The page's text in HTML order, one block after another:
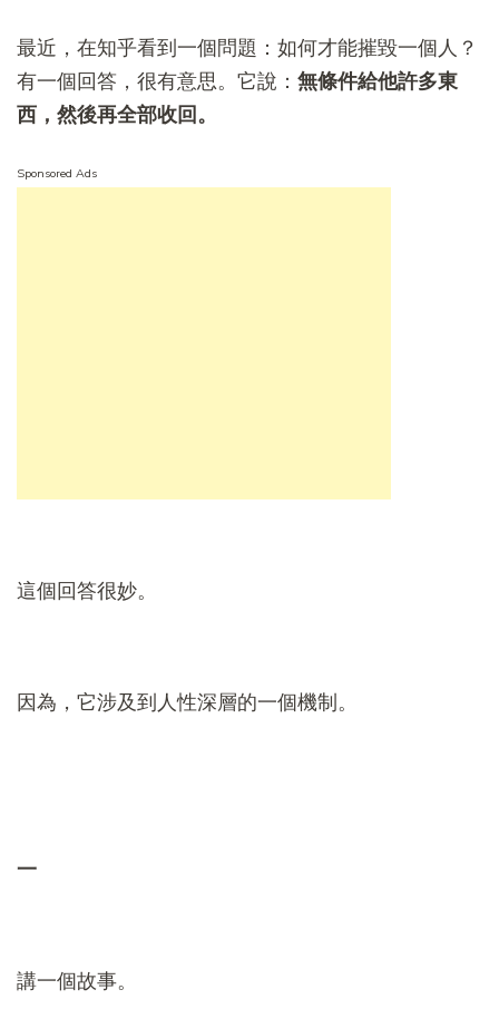
最近，在知乎看到一個問題：如何才能摧毀一個人？
有一個回答，很有意思。它說： 無條件給他許多東
西，然後再全部收回。
Sponsored Ads
這個回答很妙。
因為，它涉及到人性深層的一個機制。
一
講一個故事。